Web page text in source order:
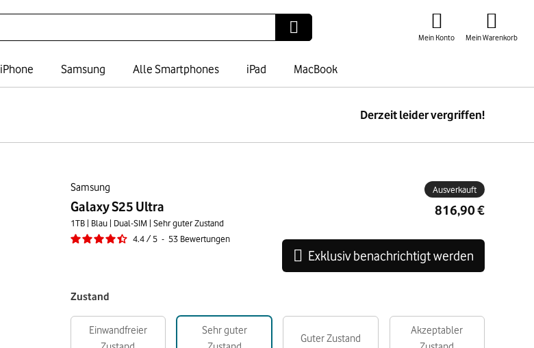
Mein Konto Mein Warenkorb
iPhone Samsung Alle Smartphones iPad MacBook
Derzeit leider vergriffen!
Samsung
Galaxy S25 Ultra
1TB | Blau | Dual-SIM | Sehr guter Zustand
4.4 / 5 - 53 Bewertungen
Ausverkauft
816,90 €
Exklusiv benachrichtigt werden
Zustand
Einwandfreier
Sehr guter
Guter Zustand
Akzeptabler